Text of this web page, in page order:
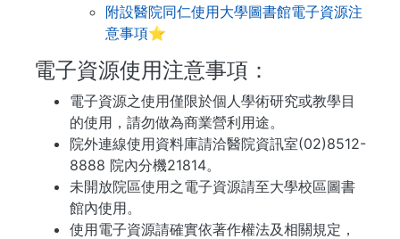
附設醫院同仁使用大學圖書館電子資源注
意事項⭐
電子資源使用注意事項：
電子資源之使用僅限於個人學術研究或教學目
的使用，請勿做為商業營利用途。
院外連線使用資料庫請洽醫院資訊室(02)8512-
8888 院內分機21814。
未開放院區使用之電子資源請至大學校區圖書
館內使用。
使用電子資源請確實依著作權法及相關規定，